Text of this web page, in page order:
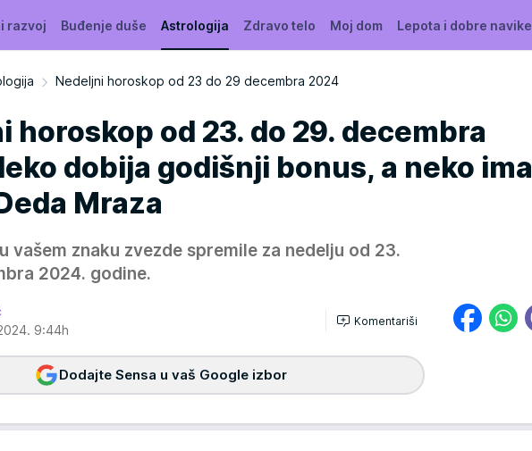
razvoj Buđenje duše Astrologija Zdravo telo Moj dom Lepota i dobre navike
Nedeljni horoskop od 23 do 29 decembra 2024
horoskop od 23. do 29. decembra
dobija godišnji bonus, a neko ima
Mraza
vašem znaku zvezde spremile za nedelju od 23.
2024. godine.
9:44h
Komentariši
Dodajte Sensa u vaš Google izbor